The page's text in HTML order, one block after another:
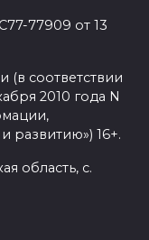
77909 от 13
соответствии
2010 года N
16+.
область, с.